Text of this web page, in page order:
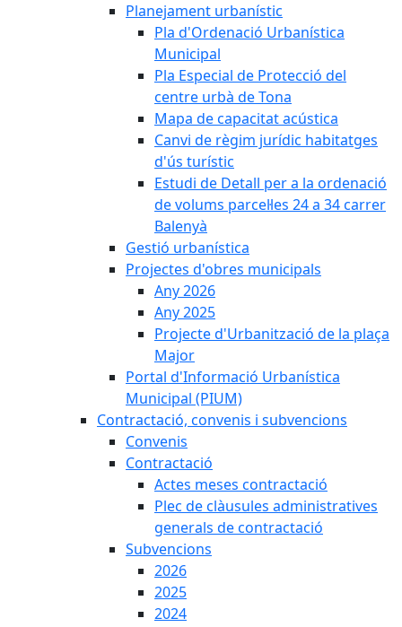
Planejament urbanístic
Pla d'Ordenació Urbanística
Municipal
Pla Especial de Protecció del
centre urbà de Tona
Mapa de capacitat acústica
Canvi de règim jurídic habitatges
d'ús turístic
Estudi de Detall per a la ordenació
de volums parcel·les 24 a 34 carrer
Balenyà
Gestió urbanística
Projectes d'obres municipals
Any 2026
Any 2025
Projecte d'Urbanització de la plaça
Major
Portal d'Informació Urbanística
Municipal (PIUM)
Contractació, convenis i subvencions
Convenis
Contractació
Actes meses contractació
Plec de clàusules administratives
generals de contractació
Subvencions
2026
2025
2024